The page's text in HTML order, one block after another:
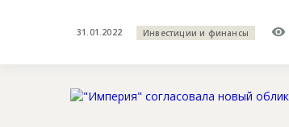
31.01.2022 Инвестиции и финансы